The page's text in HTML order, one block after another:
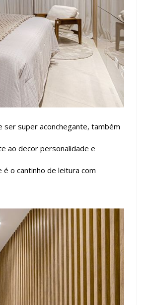
ser super aconchegante, também
ao decor personalidade e
o cantinho de leitura com